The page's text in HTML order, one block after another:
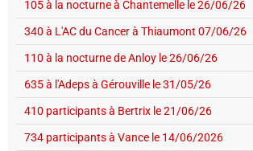
105 à la nocturne à Chantemelle le 26/06/26
340 à L'AC du Cancer à Thiaumont 07/06/26
110 à la nocturne de Anloy le 26/06/26
635 à l'Adeps à Gérouville le 31/05/26
410 participants à Bertrix le 21/06/26
734 participants à Vance le 14/06/2026